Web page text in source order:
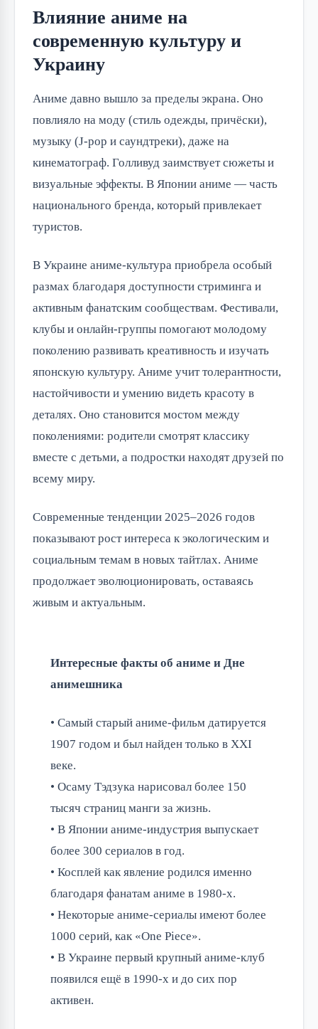
Влияние аниме на
современную культуру и
Украину
Аниме давно вышло за пределы экрана. Оно
повлияло на моду (стиль одежды, причёски),
музыку (J-pop и саундтреки), даже на
кинематограф. Голливуд заимствует сюжеты и
визуальные эффекты. В Японии аниме — часть
национального бренда, который привлекает
туристов.
В Украине аниме-культура приобрела особый
размах благодаря доступности стриминга и
активным фанатским сообществам. Фестивали,
клубы и онлайн-группы помогают молодому
поколению развивать креативность и изучать
японскую культуру. Аниме учит толерантности,
настойчивости и умению видеть красоту в
деталях. Оно становится мостом между
поколениями: родители смотрят классику
вместе с детьми, а подростки находят друзей по
всему миру.
Современные тенденции 2025–2026 годов
показывают рост интереса к экологическим и
социальным темам в новых тайтлах. Аниме
продолжает эволюционировать, оставаясь
живым и актуальным.
Интересные факты об аниме и Дне
анимешника
• Самый старый аниме-фильм датируется
1907 годом и был найден только в XXI
веке.
• Осаму Тэдзука нарисовал более 150
тысяч страниц манги за жизнь.
• В Японии аниме-индустрия выпускает
более 300 сериалов в год.
• Косплей как явление родился именно
благодаря фанатам аниме в 1980-х.
• Некоторые аниме-сериалы имеют более
1000 серий, как «One Piece».
• В Украине первый крупный аниме-клуб
появился ещё в 1990-х и до сих пор
активен.